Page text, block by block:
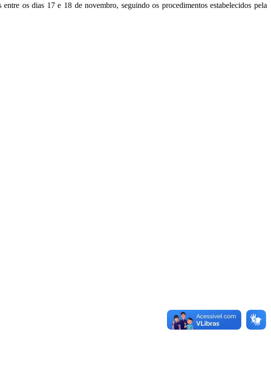
os dias 17 e 18 de novembro, seguindo os procedimentos estabelecidos pela